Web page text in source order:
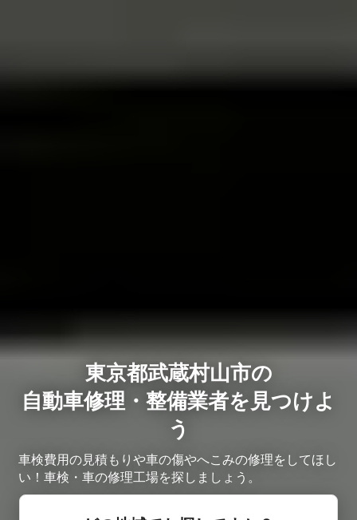
東京都武蔵村山市の
自動車修理・整備業者を見つけよ
う
車検費用の見積もりや車の傷やへこみの修理をしてほし
い！車検・車の修理工場を探しましょう。